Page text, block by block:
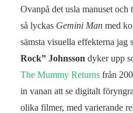
Ovanpå det usla manuset och
så lyckas Gemini Man med
sämsta visuella effekterna jag
Rock” Johnsson dyker upp
The Mummy Returns från
in vanan att se digitalt
olika filmer, med varierande